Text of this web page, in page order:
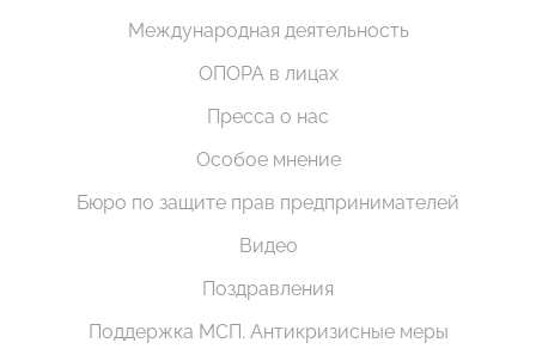
Международная деятельность
ОПОРА в лицах
Пресса о нас
Особое мнение
Бюро по защите прав предпринимателей
Видео
Поздравления
Поддержка МСП. Антикризисные меры